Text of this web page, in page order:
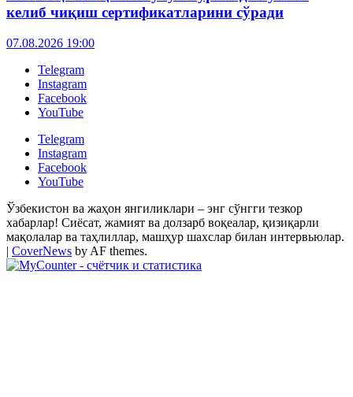
келиб чиқиш сертификатларини сўради
07.08.2026 19:00
Telegram
Instagram
Facebook
YouTube
Telegram
Instagram
Facebook
YouTube
Ўзбекистон ва жаҳон янгиликлари – энг сўнгги тезкор
хабарлар! Сиёсат, жамият ва долзарб воқеалар, қизиқарли
мақолалар ва таҳлиллар, машҳур шахслар билан интервьюлар.
| CoverNews by AF themes.